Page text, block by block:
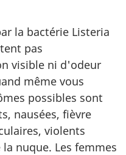
la bactérie Listeria
pas
visible ni d'odeur
même vous
possibles sont
nausées, fièvre
violents
nuque. Les femmes